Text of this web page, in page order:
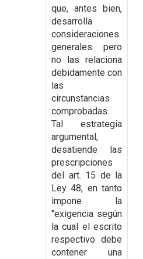
que, antes bien,
desarrolla
consideraciones
generales pero
no las relaciona
debidamente con
las
circunstancias
comprobadas.
Tal estrategia
argumental,
desatiende las
prescripciones
del art. 15 de la
Ley 48, en tanto
impone la
"exigencia según
la cual el escrito
respectivo debe
contener una